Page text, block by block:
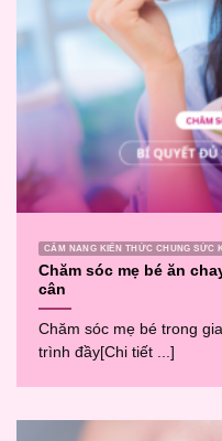
CẨM NANG KIẾN THỨC CHUNG SỨC
Chăm sóc mẹ bé ăn
cân
Chăm sóc mẹ bé trong
trình đầy[Chi tiết ...]